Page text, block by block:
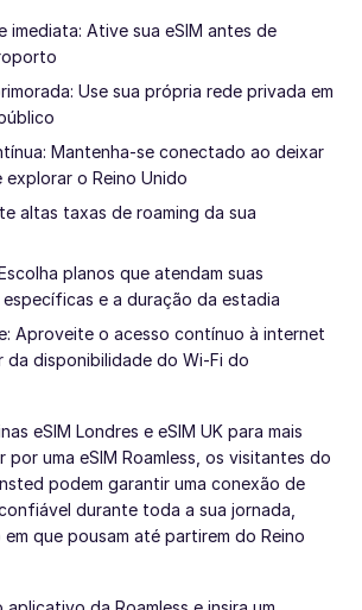
imediata: Ative sua eSIM antes de
Use sua própria rede privada em
Mantenha-se conectado ao deixar
o Reino Unido
altas taxas de roaming da sua
planos que atendam suas
e a duração da estadia
Aproveite o acesso contínuo à internet
da disponibilidade do Wi-Fi do
eSIM Londres e eSIM UK para mais
uma eSIM Roamless, os visitantes do
podem garantir uma conexão de
durante toda a sua jornada,
que pousam até partirem do Reino